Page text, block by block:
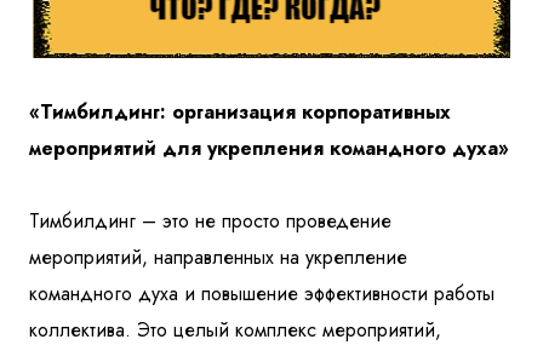
«Тимбилдинг: организация корпоративных
мероприятий для укрепления командного духа»
Тимбилдинг – это не просто проведение
мероприятий, направленных на укрепление
командного духа и повышение эффективности работы
коллектива. Это целый комплекс мероприятий,